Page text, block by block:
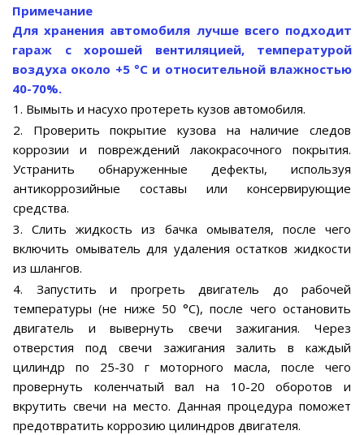
Примечание
Для хранения автомобиля лучше всего подходит
гараж с хорошей вентиляцией, температурой
воздуха около +5 °С и относительной влажностью
40-70%.
1. Вымыть и насухо протереть кузов автомобиля.
2. Проверить покрытие кузова на наличие следов
коррозии и повреждений лакокрасочного покрытия.
Устранить обнаруженные дефекты, используя
антикоррозийные составы или консервирующие
средства.
3. Слить жидкость из бачка омывателя, после чего
включить омыватель для удаления остатков жидкости
из шлангов.
4. Запустить и прогреть двигатель до рабочей
температуры (не ниже 50 °С), после чего остановить
двигатель и вывернуть свечи зажигания. Через
отверстия под свечи зажигания залить в каждый
цилиндр по 25-30 г моторного масла, после чего
провернуть коленчатый вал на 10-20 оборотов и
вкрутить свечи на место. Данная процедура поможет
предотвратить коррозию цилиндров двигателя.